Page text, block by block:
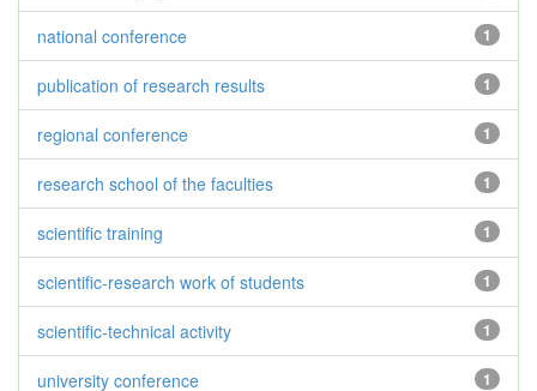
1
national conference
1
publication of research results
1
regional conference
1
research school of the faculties
1
scientific training
1
scientific-research work of students
1
scientific-technical activity
1
university conference